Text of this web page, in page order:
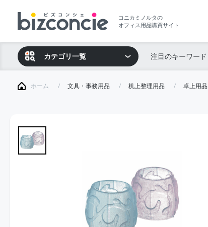
コニカミノルタの
オフィス用品購買サイト
カテゴリ一覧 注目のキーワード
ホーム 文具・事務用品 机上整理用品 卓上用品